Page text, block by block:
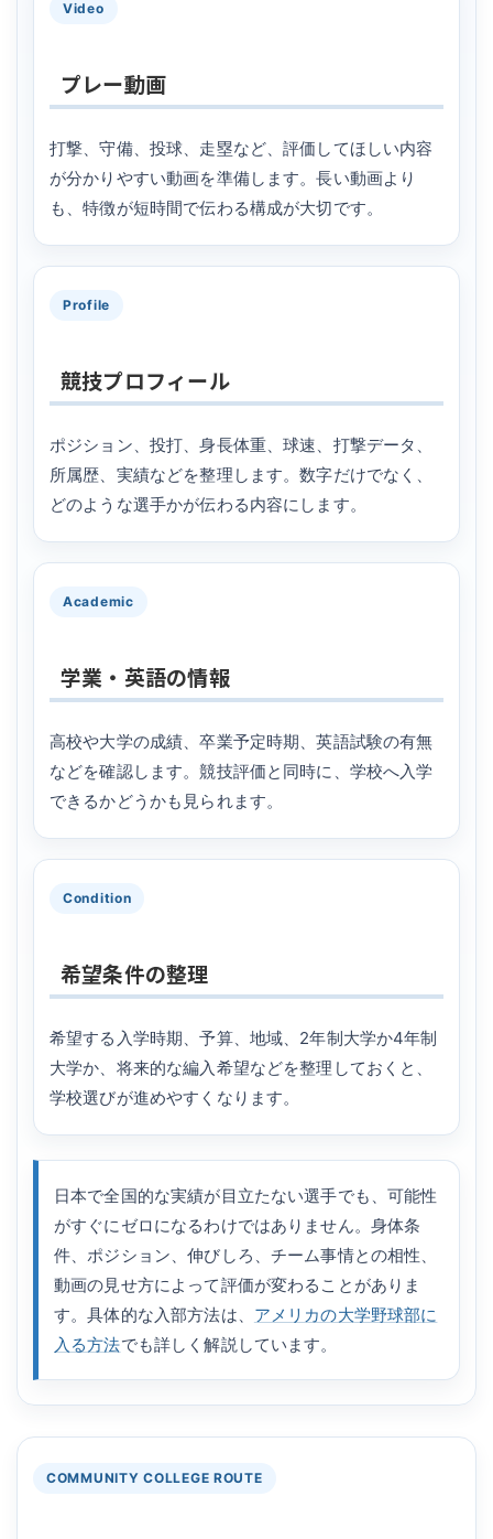
Video
プレー動画
打撃、守備、投球、走塁など、評価してほしい内容
が分かりやすい動画を準備します。長い動画より
も、特徴が短時間で伝わる構成が大切です。
Profile
競技プロフィール
ポジション、投打、身長体重、球速、打撃データ、
所属歴、実績などを整理します。数字だけでなく、
どのような選手かが伝わる内容にします。
Academic
学業・英語の情報
高校や大学の成績、卒業予定時期、英語試験の有無
などを確認します。競技評価と同時に、学校へ入学
できるかどうかも見られます。
Condition
希望条件の整理
希望する入学時期、予算、地域、2年制大学か4年制
大学か、将来的な編入希望などを整理しておくと、
学校選びが進めやすくなります。
日本で全国的な実績が目立たない選手でも、可能性
がすぐにゼロになるわけではありません。身体条
件、ポジション、伸びしろ、チーム事情との相性、
動画の見せ方によって評価が変わることがありま
す。具体的な入部方法は、 アメリカの大学野球部に
入る方法でも詳しく解説しています。
COMMUNITY COLLEGE ROUTE